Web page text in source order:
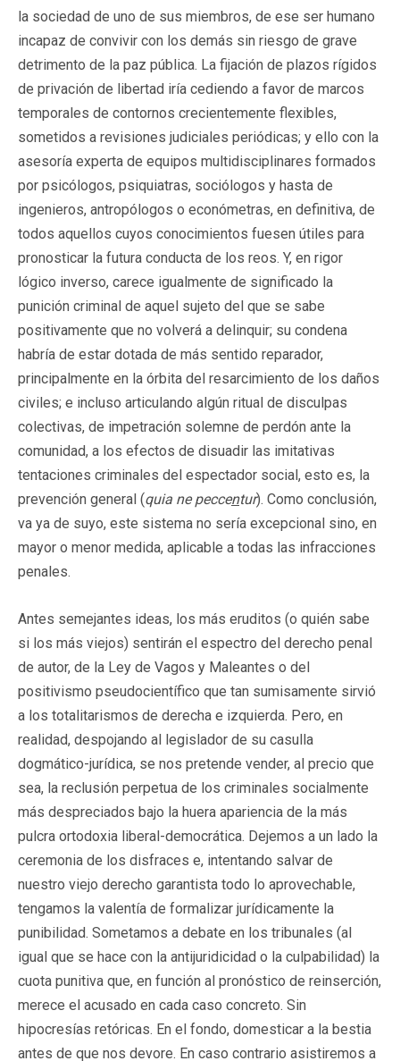
la sociedad de uno de sus miembros, de ese ser humano
incapaz de convivir con los demás sin riesgo de grave
detrimento de la paz pública. La fijación de plazos rígidos
de privación de libertad iría cediendo a favor de marcos
temporales de contornos crecientemente flexibles,
sometidos a revisiones judiciales periódicas; y ello con la
asesoría experta de equipos multidisciplinares formados
por psicólogos, psiquiatras, sociólogos y hasta de
ingenieros, antropólogos o económetras, en definitiva, de
todos aquellos cuyos conocimientos fuesen útiles para
pronosticar la futura conducta de los reos. Y, en rigor
lógico inverso, carece igualmente de significado la
punición criminal de aquel sujeto del que se sabe
positivamente que no volverá a delinquir; su condena
habría de estar dotada de más sentido reparador,
principalmente en la órbita del resarcimiento de los daños
civiles; e incluso articulando algún ritual de disculpas
colectivas, de impetración solemne de perdón ante la
comunidad, a los efectos de disuadir las imitativas
tentaciones criminales del espectador social, esto es, la
prevención general (quia ne peccentur). Como conclusión,
va ya de suyo, este sistema no sería excepcional sino, en
mayor o menor medida, aplicable a todas las infracciones
penales.
Antes semejantes ideas, los más eruditos (o quién sabe
si los más viejos) sentirán el espectro del derecho penal
de autor, de la Ley de Vagos y Maleantes o del
positivismo pseudocientífico que tan sumisamente sirvió
a los totalitarismos de derecha e izquierda. Pero, en
realidad, despojando al legislador de su casulla
dogmático-jurídica, se nos pretende vender, al precio que
sea, la reclusión perpetua de los criminales socialmente
más despreciados bajo la huera apariencia de la más
pulcra ortodoxia liberal-democrática. Dejemos a un lado la
ceremonia de los disfraces e, intentando salvar de
nuestro viejo derecho garantista todo lo aprovechable,
tengamos la valentía de formalizar jurídicamente la
punibilidad. Sometamos a debate en los tribunales (al
igual que se hace con la antijuridicidad o la culpabilidad) la
cuota punitiva que, en función al pronóstico de reinserción,
merece el acusado en cada caso concreto. Sin
hipocresías retóricas. En el fondo, domesticar a la bestia
antes de que nos devore. En caso contrario asistiremos a